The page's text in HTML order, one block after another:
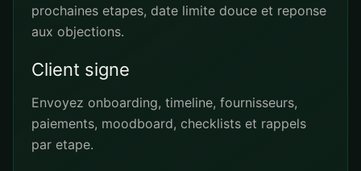
prochaines etapes, date limite douce et reponse
aux objections.
Client signe
Envoyez onboarding, timeline, fournisseurs,
paiements, moodboard, checklists et rappels
par etape.